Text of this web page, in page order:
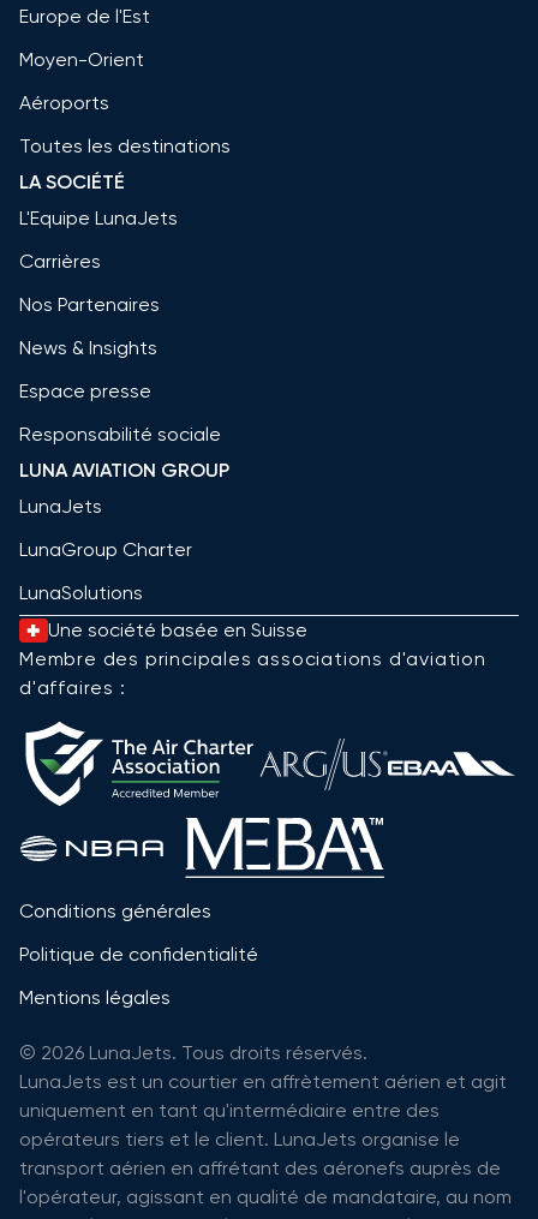
Europe de l'Est
Moyen-Orient
Aéroports
Toutes les destinations
LA SOCIÉTÉ
L'Equipe LunaJets
Carrières
Nos Partenaires
News & Insights
Espace presse
Responsabilité sociale
LUNA AVIATION GROUP
LunaJets
LunaGroup Charter
LunaSolutions
Une société basée en Suisse
Membre des principales associations d'aviation
d'affaires :
Conditions générales
Politique de confidentialité
Mentions légales
© 2026 LunaJets. Tous droits réservés.
LunaJets est un courtier en affrètement aérien et agit
uniquement en tant qu'intermédiaire entre des
opérateurs tiers et le client. LunaJets organise le
transport aérien en affrétant des aéronefs auprès de
l'opérateur, agissant en qualité de mandataire, au nom